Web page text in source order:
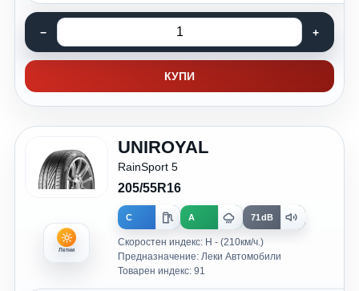
КУПИ
Летни
UNIROYAL
RainSport 5
205/55R16
C A 71dB
Скоростен индекс: H - (210км/ч.)
Предназначение: Леки Автомобили
Товарен индекс: 91